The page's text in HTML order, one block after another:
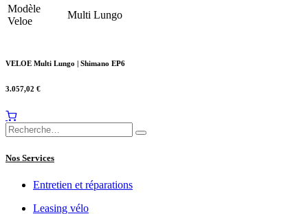
Modèle
Veloe
Multi Lungo
VELOE Multi Lungo | Shimano EP6
3.057,02€
Nos Services